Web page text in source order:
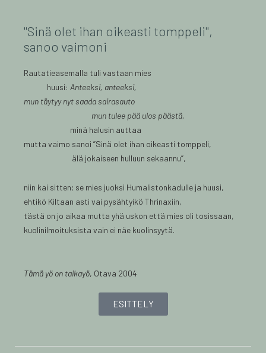
"Sinä olet ihan oikeasti tomppeli",
sanoo vaimoni
Rautatieasemalla tuli vastaan mies
huusi: Anteeksi, anteeksi,
mun täytyy nyt saada sairasauto
mun tulee pää ulos päästä,
minä halusin auttaa
mutta vaimo sanoi ”Sinä olet ihan oikeasti tomppeli,
älä jokaiseen hulluun sekaannu”,
niin kai sitten; se mies juoksi Humalistonkadulle ja huusi,
ehtikö Kiltaan asti vai pysähtyikö Thrinaxiin,
tästä on jo aikaa mutta yhä uskon että mies oli tosissaan,
kuolinilmoituksista vain ei näe kuolinsyytä.
Tämä yö on taikayö, Otava 2004
ESITTELY